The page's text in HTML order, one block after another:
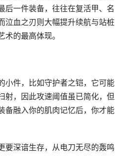
后一件装备，往往在复活甲、名
泣血之刃则大幅提升续航与站桩
的最高体现。
小件，比如守护者之铠，它可能
射，因此攻速阈值虽已简化，但
备融入你的肌肉记忆后，你才能
要深谙生存，从电刀无尽的轰鸣